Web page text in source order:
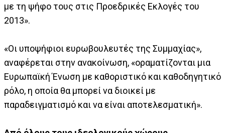
με τη ψήφο τους στις Προεδρικές Εκλογές του
2013».
«Οι υποψήφιοι ευρωβουλευτές της Συμμαχίας»,
αναφέρεται στην ανακοίνωση, «οραματίζονται μια
Ευρωπαϊκή Ένωση με καθοριστικό και καθοδηγητικό
ρόλο, η οποία θα μπορεί να διοικεί με
παραδειγματισμό και να είναι αποτελεσματική».